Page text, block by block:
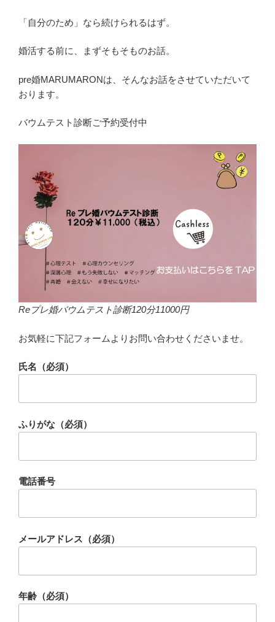
「自分のため」なら続けられるはず。
婚活する前に、まずそもそものお話。
pre婚MARUMARONは、そんなお話をさせていただいて
おります。
バウムテスト診断ご予約受付中
Reプレ婚バウムテスト診断120分11000円
お気軽に下記フォームよりお問い合わせくださいませ。
氏名（必須）
ふりがな（必須）
電話番号
メールアドレス（必須）
年齢（必須）